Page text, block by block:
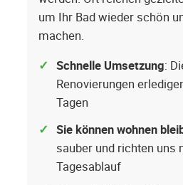
um Ihr Bad wieder schön
machen.
Schnelle Umsetzung:
Renovierungen
Tagen
Sie können wohnen
sauber und richten uns
Tagesablauf